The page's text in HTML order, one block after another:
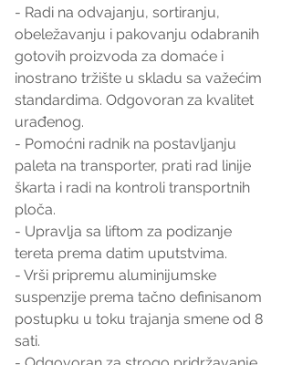
- Radi na odvajanju, sortiranju,
obeležavanju i pakovanju odabranih
gotovih proizvoda za domaće i
inostrano tržište u skladu sa važećim
standardima. Odgovoran za kvalitet
urađenog.
- Pomoćni radnik na postavljanju
paleta na transporter, prati rad linije
škarta i radi na kontroli transportnih
ploča.
- Upravlja sa liftom za podizanje
tereta prema datim uputstvima.
- Vrši pripremu aluminijumske
suspenzije prema tačno definisanom
postupku u toku trajanja smene od 8
sati.